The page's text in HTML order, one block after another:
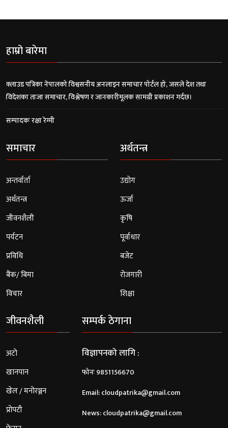
हाम्रो बारेमा
क्लाउड पत्रिका नेपालको विश्वसनीय अनलाइन समाचार पोर्टल हो, जसले देश तथा
विदेशका ताजा समाचार, विश्लेषण र जानकारीमूलक सामग्री प्रकाशन गर्दछ।
सम्पादकः रक्षा रेग्मी
समाचार
अन्तर्वार्ता
अर्थतन्त्र
जीवनशैली
पर्यटन
प्रविधि
बैंक/ बिमा
विचार
अर्थतन्त्र
उद्योग
ऊर्जा
कृषि
पूर्वाधार
बजेट
रोजगारी
शिक्षा
जीवनशैली
अटो
खानपान
खेल / मनोरञ्जन
प्रोपटी
सम्पर्क ठेगाना
विज्ञापनको लागि :
फोनः 9851156670
Email:cloudpatrika@gmail.com
News:cloudpatrika@gmail.com